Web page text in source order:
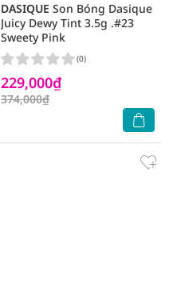
DASIQUE Son Bóng Dasique
Juicy Dewy Tint 3.5g .#23
Sweety Pink
229,000₫
374,000₫
(0)